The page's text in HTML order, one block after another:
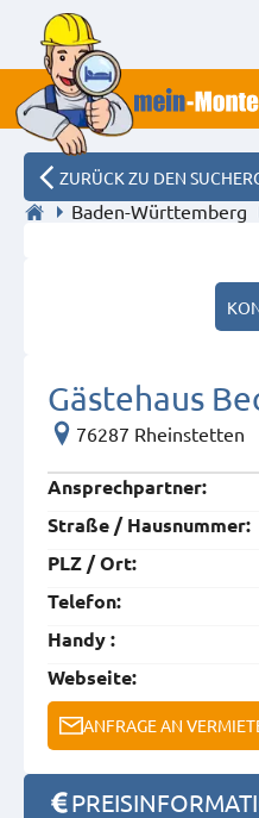
ZURÜCK ZU DEN
Baden-Württemberg
Gästehaus
76287 Rheinstetten
Ansprech­partner:
Straße / Hausnummer:
PLZ / Ort:
Telefon:
Handy :
Webseite:
ANFRAGE AN